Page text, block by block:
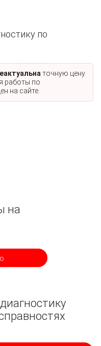
по
точную цену
работы по
на сайте.
на